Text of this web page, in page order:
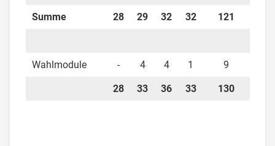
Summe 28 29 32 32 121
Wahlmodule - 4 4 1 9
28 33 36 33 130